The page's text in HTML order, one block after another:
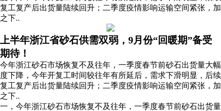
复工复产后出货量陆续回升；二季度疫情影响运输空间紧张，加
之下..
上半年浙江省砂石供需双弱，9月份“回暖期”备受
期待！
今年浙江砂石市场恢复不及往年，一季度春节前砂石出货量大幅
度下降，今年开复工时间较往年有所延后，需求下滑明显，后续
复工复产后出货量陆续回升；二季度疫情影响运输空间紧张，加
之下..
一，今年浙江砂石市场恢复不及往年，一季度春节前砂石出货量